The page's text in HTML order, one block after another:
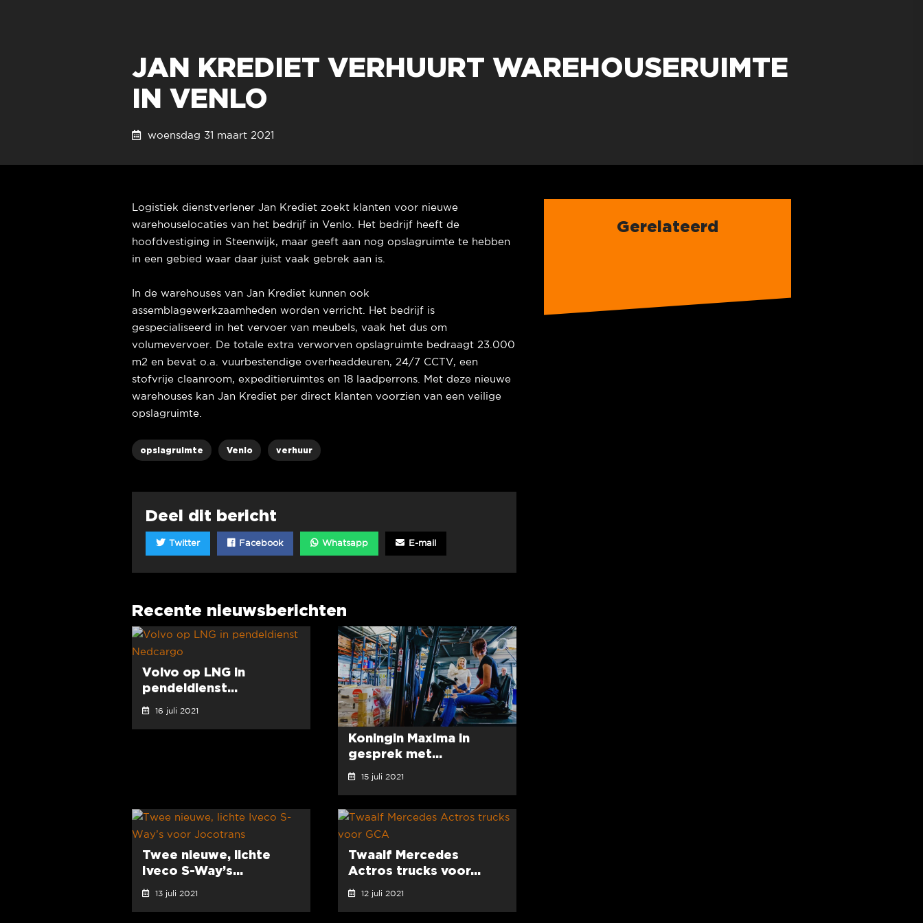
JAN KREDIET VERHUURT WAREHOUSERUIMTE
IN VENLO
woensdag 31 maart 2021
Logistiek dienstverlener Jan Krediet zoekt klanten voor nieuwe
warehouselocaties van het bedrijf in Venlo. Het bedrijf heeft de
hoofdvestiging in Steenwijk, maar geeft aan nog opslagruimte te hebben
in een gebied waar daar juist vaak gebrek aan is.
In de warehouses van Jan Krediet kunnen ook
assemblagewerkzaamheden worden verricht. Het bedrijf is
gespecialiseerd in het vervoer van meubels, vaak het dus om
volumevervoer. De totale extra verworven opslagruimte bedraagt 23.000
m2 en bevat o.a. vuurbestendige overheaddeuren, 24/7 CCTV, een
stofvrije cleanroom, expeditieruimtes en 18 laadperrons. Met deze nieuwe
warehouses kan Jan Krediet per direct klanten voorzien van een veilige
opslagruimte.
opslagruimte Venlo verhuur
Deel dit bericht
Twitter Facebook Whatsapp E-mail
Recente nieuwsberichten
Volvo op LNG in
pendeldienst...
16 juli 2021
Koningin Maxima in
gesprek met...
15 juli 2021
Twee nieuwe, lichte
Iveco S-Way’s...
13 juli 2021
Twaalf Mercedes
Actros trucks voor...
12 juli 2021
Gerelateerd